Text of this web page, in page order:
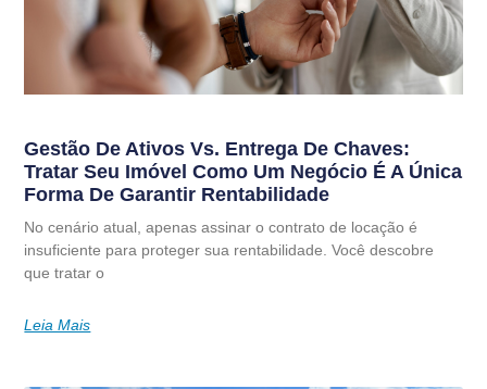
Gestão De Ativos Vs. Entrega De Chaves:
Tratar Seu Imóvel Como Um Negócio É A Única
Forma De Garantir Rentabilidade
No cenário atual, apenas assinar o contrato de locação é
insuficiente para proteger sua rentabilidade. Você descobre
que tratar o
Leia Mais